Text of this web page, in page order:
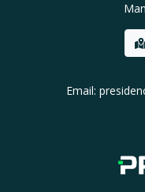
Email: